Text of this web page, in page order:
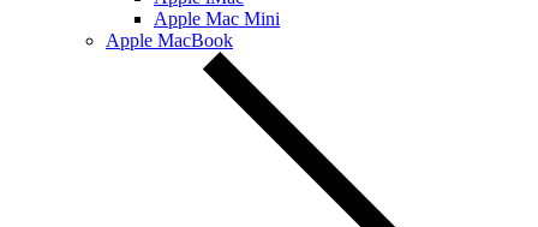
Apple Mac Mini
Apple MacBook